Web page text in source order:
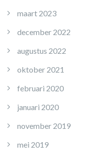
maart 2023
december 2022
augustus 2022
oktober 2021
februari 2020
januari 2020
november 2019
mei 2019